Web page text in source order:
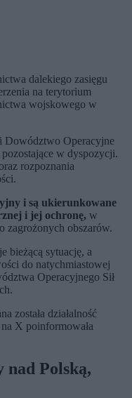
dalekiego zasięgu
na terytorium
wojskowego w
Dowództwo Operacyjne
w dyspozycji.
rozpoznania
i są ukierunkowane
i jej ochronę, w
zagrożonych obszarów.
bieżącą sytuację, a
do natychmiastowej
Operacyjnego Sił
została działalność
X poinformowała
nad Polską,